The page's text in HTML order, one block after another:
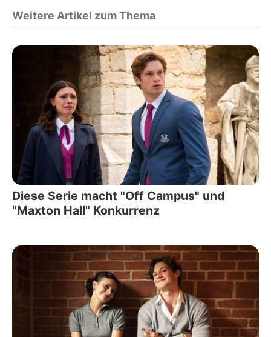
Weitere Artikel zum Thema
Diese Serie macht "Off Campus" und
"Maxton Hall" Konkurrenz